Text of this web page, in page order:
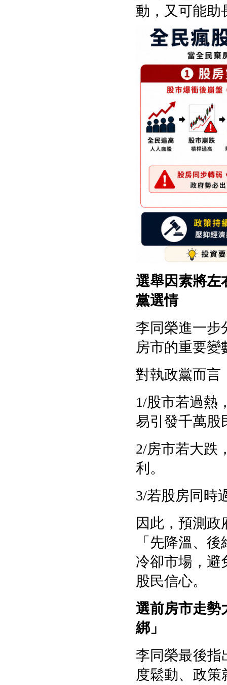
動，又可能助
選舉因素將左
黨選情
李同榮進一步
房市的重要變
對執政黨而言
1/股市若過熱
易引發千萬股
2/房市若大跌
利。
3/若股房同時
因此，預測
「先降溫、
冷卻市場，避
股民信心。
選前房市走勢
綁」
李同榮最後指
度鬆動、政